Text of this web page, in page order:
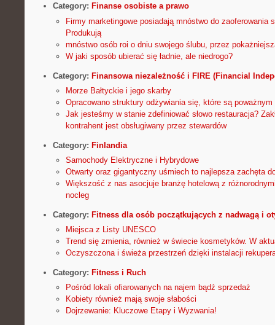
Category: Finanse osobiste a prawo
Firmy marketingowe posiadają mnóstwo do zaoferowania
Produkują
mnóstwo osób roi o dniu swojego ślubu, przez
W jaki sposób ubierać się ładnie, ale niedrogo?
Category: Finansowa niezależność i FIRE (Financial
Morze Bałtyckie i jego skarby
Opracowano struktury odżywiania się, które są poważnym
Jak jesteśmy w stanie zdefiniować słowo restauracja?
kontrahent jest obsługiwany przez stewardów
Category: Finlandia
Samochody Elektryczne i Hybrydowe
Otwarty oraz gigantyczny uśmiech to najlepsza zachęta
Większość z nas asocjuje branżę hotelową z
nocleg
Category: Fitness dla osób początkujących z nadwagą i
Miejsca z Listy UNESCO
Trend się zmienia, również w świecie kosmetyków. W
Oczyszczona i świeża przestrzeń dzięki instalacji
Category: Fitness i Ruch
Pośród lokali ofiarowanych na najem bądź sprzedaż
Kobiety również mają swoje słabości
Dojrzewanie: Kluczowe Etapy i Wyzwania!